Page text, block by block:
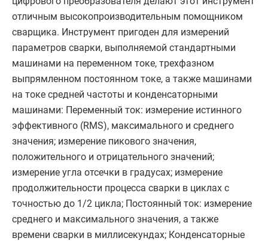
отличным высокопроизводительным помощником
сварщика. Инструмент пригоден для измерений
параметров сварки, выполняемой стандартными
машинами на переменном токе, трехфазном
выпрямленном постоянном токе, а также машинами
на токе средней частоты и конденсаторными
машинами: Переменный ток: измерение истинного
эффективного (RMS), максимального и среднего
значения; измерение пикового значения,
положительного и отрицательного значений;
измерение угла отсечки в градусах; измерение
продолжительности процесса сварки в циклах с
точностью до 1/2 цикла; Постоянный ток: измерение
среднего и максимального значения, а также
времени сварки в миллисекундах; Конденсаторные